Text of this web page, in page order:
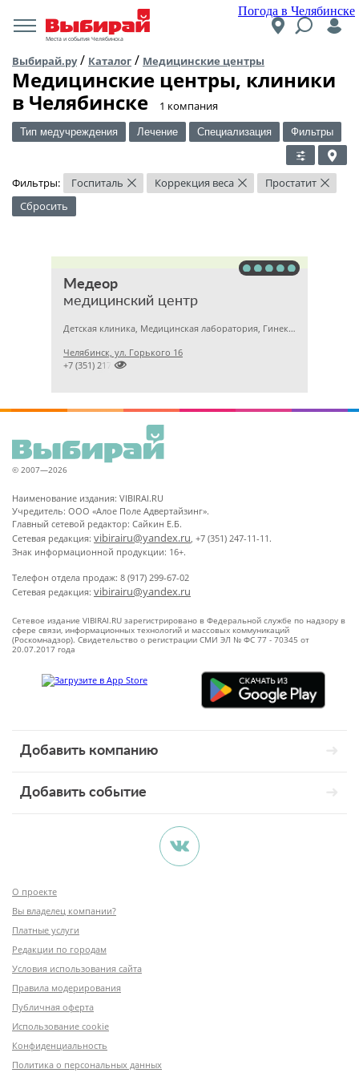
Погода в Челябинске
Места и события Челябинска
Выбирай.ру/ Каталог / Медицинские центры
Медицинские центры, клиники
в Челябинске
​1 компания
Тип медучреждения Лечение Специализация Фильтры
Фильтры: Госпиталь × Коррекция веса × Простатит ×
Сбросить
Медеор
медицинский центр
Детская клиника, Медицинская лаборатория, Гинекология
Челябинск, ул. Горького 16

+7 (351) 2172376
© 2007—2026
Наименование издания: VIBIRAI.RU
Учредитель: ООО «Алое Поле Адвертайзинг».
Главный сетевой редактор: Сайкин Е.Б.
Сетевая редакция: vibirairu@yandex.ru, +7 (351) 247-11-11.
Знак информационной продукции: 16+.
Телефон отдела продаж: 8 (917) 299-67-02
Сетевая редакция: vibirairu@yandex.ru
Сетевое издание VIBIRAI.RU зарегистрировано в Федеральной службе по надзору в
сфере связи, информационных технологий и массовых коммуникаций
(Роскомнадзор). Свидетельство о регистрации СМИ ЭЛ № ФС 77 - 70345 от
20.07.2017 года
Добавить компанию
Добавить событие
О проекте
Вы владелец компании?
Платные услуги
Редакции по городам
Условия использования сайта
Правила модерирования
Публичная оферта
Использование cookie
Конфиденциальность
Политика о персональных данных